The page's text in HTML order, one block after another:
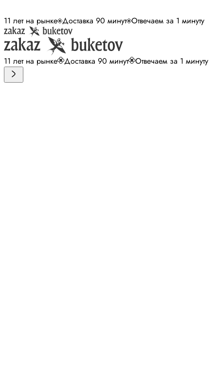
11 лет на рынке Доставка 90 минут Отвечаем за 1 минуту
11 лет на рынке Доставка 90 минут Отвечаем за 1 минуту